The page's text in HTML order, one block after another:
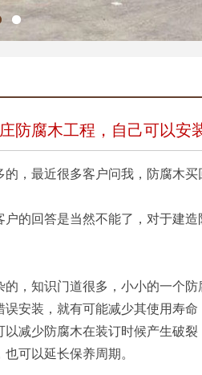
防腐木工程，自己可以安
的，最近很多客户问我，防腐木
的回答是当然不能了，对于建
，知识门道很多，小小的一个
安装，就有可能减少其使用寿
减少防腐木在装订时候产生破
可以延长保养周期。